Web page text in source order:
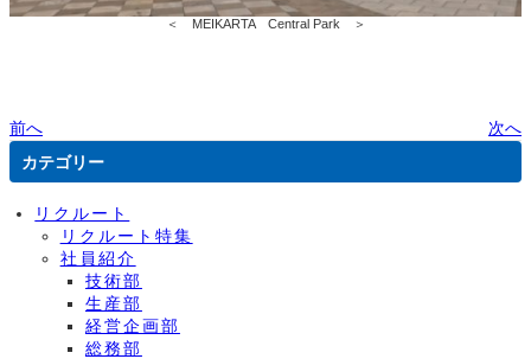
＜ MEIKARTA Central Park ＞
前へ
次へ
カテゴリー
リクルート
リクルート特集
社員紹介
技術部
生産部
経営企画部
総務部